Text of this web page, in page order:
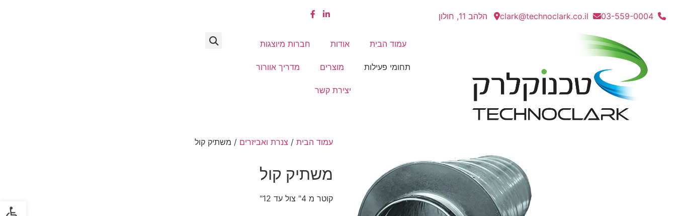
03-559-0004
clark@technoclark.co.il הלהב 11, חולון
עמוד הבית אודות חברות מיוצגות
תחומי פעילות מוצרים מדריך אוורור
יצירת קשר
עמוד הבית / צנרת ואביזרים / משתיק קול
משתיק קול
קוטר מ 4" צול עד 12"